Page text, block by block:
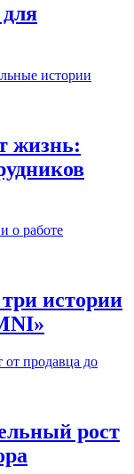
жизнь:
истории
рост